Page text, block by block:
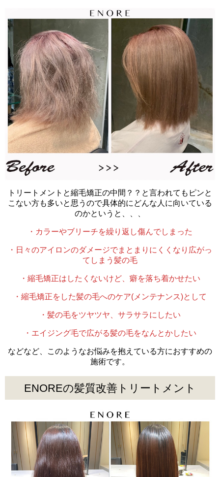
トリートメントと縮毛矯正の中間？？と言われてもピンと
こない方も多いと思うので具体的にどんな人に向いている
のかというと、、、
・カラーやブリーチを繰り返し傷んでしまった
・日々のアイロンのダメージでまとまりにくくなり広がっ
てしまう髪の毛
・縮毛矯正はしたくないけど、癖を落ち着かせたい
・縮毛矯正をした髪の毛へのケア(メンテナンス)として
・髪の毛をツヤツヤ、サラサラにしたい
・エイジング毛で広がる髪の毛をなんとかしたい
などなど、このようなお悩みを抱えている方におすすめの
施術です。
ENOREの髪質改善トリートメント